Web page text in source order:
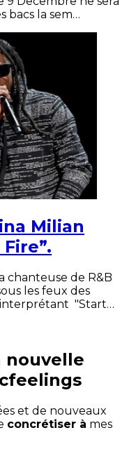
bacs la sem…
Milian
chanteuse de R&B
les feux des
"Start…
nouvelle
et de nouveaux
concrétiser à mes